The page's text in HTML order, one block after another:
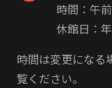
時間：午
休館日：
時間は変更になる
覧ください。